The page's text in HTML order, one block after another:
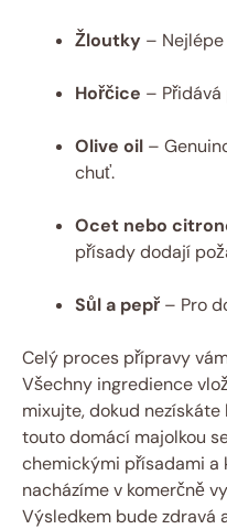
Žloutky –
Hořčice –
Olive oil –
chuť.
Ocet nebo
přísady dodají
Sůl a pepř – Pro
Celý proces přípravy
Všechny ingredience
mixujte, dokud
touto domácí majolkou
chemickými přísadami a
nacházíme v komerčně
Výsledkem bude zdravá